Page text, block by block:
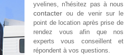
yvelines, n'hésitez pas à nous
contacter ou de venir sur le
point de location après prise de
rendez vous afin que nos
experts vous conseillent et
répondent à vos questions.